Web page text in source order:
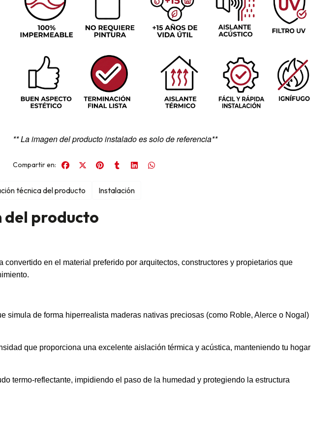
** La imagen del producto instalado es solo de referencia**
Compartir en:
producto
en el material preferido por arquitectos, constructores y propietarios que
de forma hiperrealista maderas nativas preciosas (como Roble, Alerce o Nogal)
que proporciona una excelente aislación térmica y acústica, manteniendo tu hogar
termo-reflectante, impidiendo el paso de la humedad y protegiendo la estructura
técnica del producto Instalación